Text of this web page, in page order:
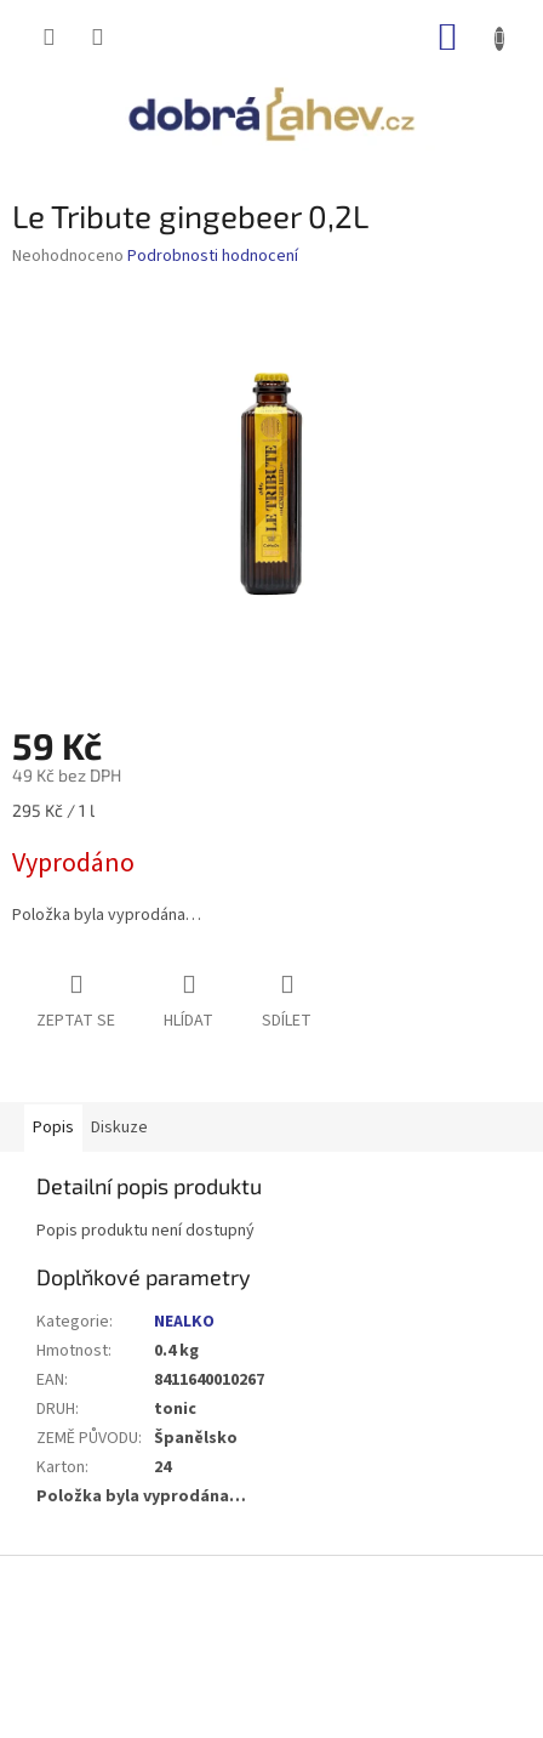
Le Tribute gingebeer 0,2L
Průměrné
Neohodnoceno Podrobnosti hodnocení
59 Kč
49 Kč bez DPH
Měrná
295 Kč / 1 l
Vyprodáno
Položka byla vyprodána…
ZEPTAT SE HLÍDAT SDÍLET
Popis Diskuze
Detailní popis produktu
Popis produktu není dostupný
Doplňkové parametry
Kategorie:
NEALKO
Hmotnost:
0.4 kg
EAN:
8411640010267
DRUH:
tonic
ZEMĚ PŮVODU: Španělsko
Karton:
24
Položka byla vyprodána…